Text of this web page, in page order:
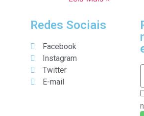
Redes Sociais
Facebook
Instagram
Twitter
E-mail